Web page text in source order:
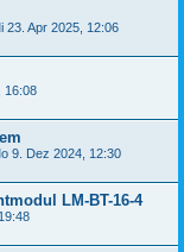
23. Apr 2025, 12:06
16:08
9. Dez 2024, 12:30
LM-BT-16-4